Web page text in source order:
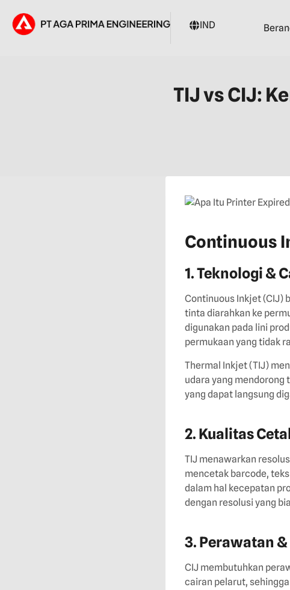
IND
TIJ vs CIJ:
Continuous
1. Teknologi &
Continuous Inkjet (CIJ)
tinta diarahkan ke
digunakan pada lini
permukaan yang tidak
Thermal Inkjet (TIJ)
udara yang mendorong
yang dapat langsung
2. Kualitas
TIJ menawarkan
mencetak barcode,
dalam hal kecepatan
dengan resolusi yang
3. Perawatan
CIJ membutuhkan
cairan pelarut,